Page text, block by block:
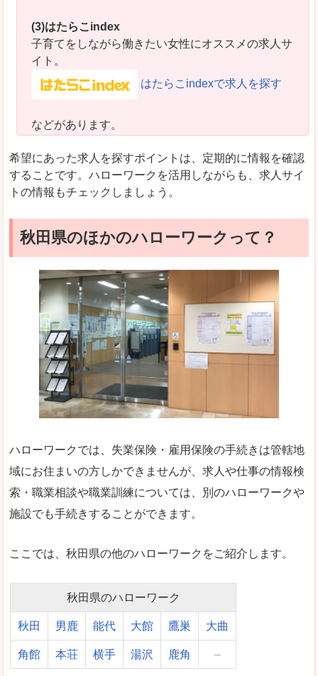
(3)はたらこindex
子育てをしながら働きたい女性にオススメの求人サ
イト。
はたらこindexで求人を探す
などがあります。
希望にあった求人を探すポイントは、定期的に情報を確認
することです。ハローワークを活用しながらも、求人サイ
トの情報もチェックしましょう。
秋田県のほかのハローワークって？
ハローワークでは、失業保険・雇用保険の手続きは管轄地
域にお住まいの方しかできませんが、求人や仕事の情報検
索・職業相談や職業訓練については、別のハローワークや
施設でも手続きすることができます。
ここでは、秋田県の他のハローワークをご紹介します。
秋田県のハローワーク
秋田 男鹿 能代 大館 鷹巣 大曲
角館 本荘 横手 湯沢 鹿角 –